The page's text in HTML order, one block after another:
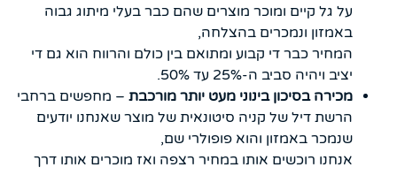
על גל קיים ומוכר מוצרים שהם כבר בעלי מיתוג גבוה
באמזון ונמכרים בהצלחה,
המחיר כבר די קבוע ומתואם בין כולם והרווח הוא גם די
יציב ויהיה סביב ה-25% עד 50%.
מכירה בסיכון בינוני מעט יותר מורכבת – מחפשים ברחבי
הרשת דיל של קניה סיטונאית של מוצר שאנחנו יודעים
שנמכר באמזון והוא פופולרי שם,
אנחנו רוכשים אותו במחיר רצפה ואז מוכרים אותו דרך